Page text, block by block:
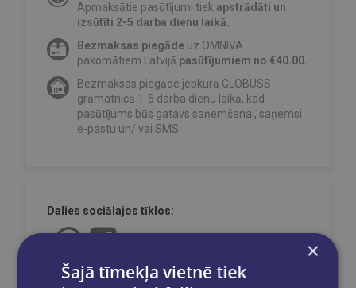
Apmaksātie pasūtījumi tiekapstrādāti un
izsūtīti 2-5 darba dienu laikā.
Bezmaksas piegāde uz OMNIVA
pakomātiem Latvijā pasūtījumiem no €40.00.
Bezmaksas piegāde jebkurā GLOBUSS
grāmatnīcā 1-5 darba dienu laikā, kad
pasūtījums būs gatavs saņemšanai, saņemsi
e-pastu un/ vai SMS.
Dalies sociālajos tīklos:
×
Šajā tīmekļa vietnē tiek